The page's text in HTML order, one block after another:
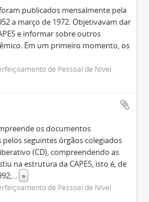
publicados mensalmente pela
a março de 1972. Objetivavam dar
e informar sobre outros
Em um primeiro momento, os
de Pessoal de Nível
os documentos
seguintes órgãos colegiados
(CD), compreendendo as
na estrutura da CAPES, isto é, de
... »
de Pessoal de Nível